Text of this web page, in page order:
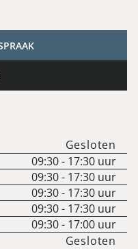
Gesloten
09:30- 17:30 uur
09:30- 17:30 uur
09:30- 17:30 uur
09:30- 17:30 uur
09:30- 17:00 uur
Gesloten